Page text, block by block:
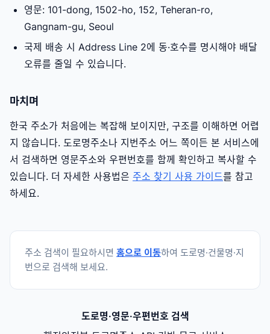
영문: 101-dong, 1502-ho, 152, Teheran-ro,
Gangnam-gu, Seoul
국제 배송 시 Address Line 2에 동·호수를 명시해야 배달
오류를 줄일 수 있습니다.
마치며
한국 주소가 처음에는 복잡해 보이지만, 구조를 이해하면 어렵
지 않습니다. 도로명주소나 지번주소 어느 쪽이든 본 서비스에
서 검색하면 영문주소와 우편번호를 함께 확인하고 복사할 수
있습니다. 더 자세한 사용법은 주소 찾기 사용 가이드를 참고
하세요.
주소 검색이 필요하시면 홈으로 이동하여 도로명·건물명·지
번으로 검색해 보세요.
도로명·영문·우편번호 검색